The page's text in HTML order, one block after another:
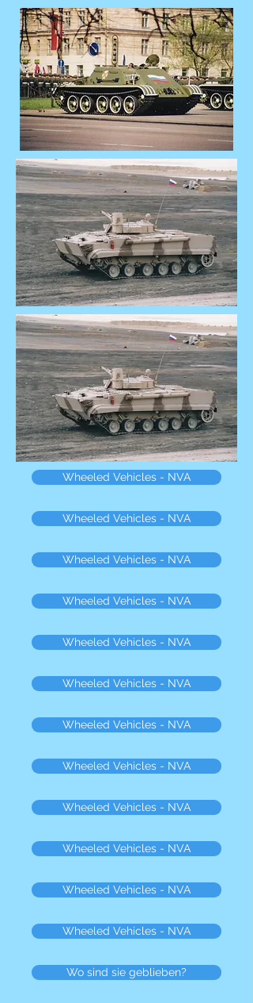
Wheeled Vehicles - NVA
Wheeled Vehicles - NVA
Wheeled Vehicles - NVA
Wheeled Vehicles - NVA
Wheeled Vehicles - NVA
Wheeled Vehicles - NVA
Wheeled Vehicles - NVA
Wheeled Vehicles - NVA
Wheeled Vehicles - NVA
Wheeled Vehicles - NVA
Wheeled Vehicles - NVA
Wheeled Vehicles - NVA
Wo sind sie geblieben?